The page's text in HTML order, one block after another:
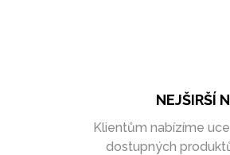
NEJŠIRŠÍ
Klientům nabízíme
dostupných